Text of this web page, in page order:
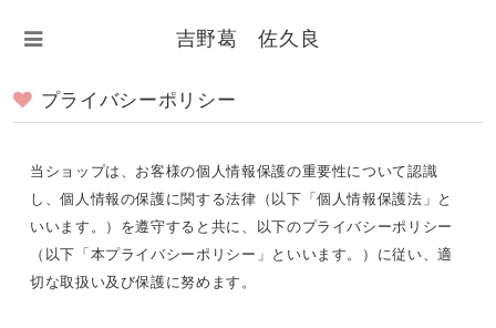
吉野葛 佐久良
プライバシーポリシー
当ショップは、お客様の個人情報保護の重要性について認識
し、個人情報の保護に関する法律（以下「個人情報保護法」と
いいます。）を遵守すると共に、以下のプライバシーポリシー
（以下「本プライバシーポリシー」といいます。）に従い、適
切な取扱い及び保護に努めます。